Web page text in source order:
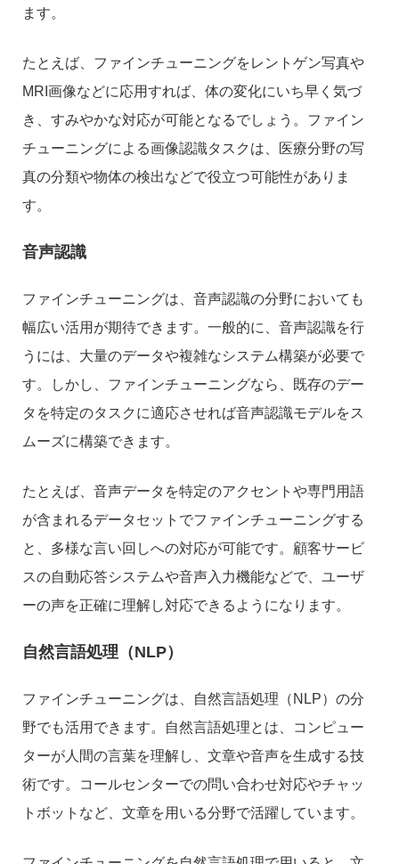
ます。
たとえば、ファインチューニングをレントゲン写真や
MRI画像などに応用すれば、体の変化にいち早く気づ
き、すみやかな対応が可能となるでしょう。ファイン
チューニングによる画像認識タスクは、医療分野の写
真の分類や物体の検出などで役立つ可能性がありま
す。
音声認識
ファインチューニングは、音声認識の分野においても
幅広い活用が期待できます。一般的に、音声認識を行
うには、大量のデータや複雑なシステム構築が必要で
す。しかし、ファインチューニングなら、既存のデー
タを特定のタスクに適応させれば音声認識モデルをス
ムーズに構築できます。
たとえば、音声データを特定のアクセントや専門用語
が含まれるデータセットでファインチューニングする
と、多様な言い回しへの対応が可能です。顧客サービ
スの自動応答システムや音声入力機能などで、ユーザ
ーの声を正確に理解し対応できるようになります。
自然言語処理（NLP）
ファインチューニングは、自然言語処理（NLP）の分
野でも活用できます。自然言語処理とは、コンピュー
ターが人間の言葉を理解し、文章や音声を生成する技
術です。コールセンターでの問い合わせ対応やチャッ
トボットなど、文章を用いる分野で活躍しています。